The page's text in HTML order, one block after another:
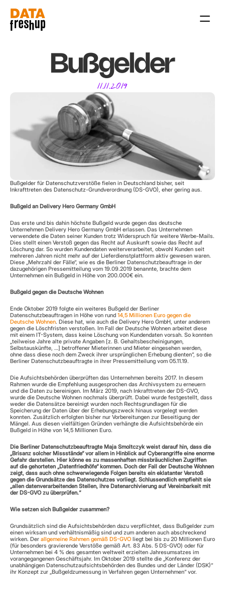
KI x Datenschutz
Kontakt
Termin vereinbaren
Bußgelder
11.11.2019
Bußgelder für Datenschutzverstöße fielen in Deutschland bisher, seit
Inkrafttreten des Datenschutz-Grundverordnung (DS-GVO), eher gering aus.
Bußgeld an Delivery Hero Germany GmbH
Das erste und bis dahin höchste Bußgeld wurde gegen das deutsche
Unternehmen Delivery Hero Germany GmbH erlassen. Das Unternehmen
verwendete die Daten seiner Kunden trotz Widerspruch für weitere Werbe-Mails.
Dies stellt einen Verstoß gegen das Recht auf Auskunft sowie das Recht auf
Löschung dar. So wurden Kundendaten weiterverarbeitet, obwohl Kunden seit
mehreren Jahren nicht mehr auf der Lieferdienstplattform aktiv gewesen waren.
Diese „Mehrzahl der Fälle“, wie es die Berliner Datenschutzbeauftrage in der
dazugehörigen Pressemitteilung vom 19.09.2019 benannte, brachte dem
Unternehmen ein Bußgeld in Höhe von 200.000€ ein.
Bußgeld gegen die Deutsche Wohnen
Ende Oktober 2019 folgte ein weiteres Bußgeld der Berliner
Datenschutzbeauftragen in Höhe von rund 14,5 Millionen Euro gegen die
Deutsche Wohnen. Diese hat, wie auch die Delivery Hero GmbH, unter anderem
gegen die Löschfristen verstoßen. Im Fall der Deutsche Wohnen arbeitet diese
mit einem IT-System, dass keine Löschung von Kundendaten vorsah. So konnten
„teilweise Jahre alte private Angaben [z. B. Gehaltsbescheinigungen,
Selbstauskünfte, …] betroffener Mieterinnen und Mieter eingesehen werden,
ohne dass diese noch dem Zweck ihrer ursprünglichen Erhebung dienten“, so die
Berliner Datenschutzbeauftragte in ihrer Pressemitteilung vom 05.11.19.
Die Aufsichtsbehörden überprüften das Unternehmen bereits 2017. In diesem
Rahmen wurde die Empfehlung ausgesprochen das Archivsystem zu erneuern
und die Daten zu bereinigen. Im März 2019, nach Inkrafttreten der DS-GVO,
wurde die Deutsche Wohnen nochmals überprüft. Dabei wurde festgestellt, dass
weder die Datensätze bereinigt wurden noch Rechtsgrundlagen für die
Speicherung der Daten über der Erhebungszweck hinaus vorgelegt werden
konnten. Zusätzlich erfolgten bisher nur Vorbereitungen zur Beseitigung der
Mängel. Aus diesen vielfältigen Gründen verhängte die Aufsichtsbehörde ein
Bußgeld in Höhe von 14,5 Millionen Euro.
Die Berliner Datenschutzbeauftragte Maja Smoltczyk weist darauf hin, dass die
„Brisanz solcher Missstände“ vor allem in Hinblick auf Cyberangriffe eine enorme
Gefahr darstellen. Hier könne es zu massenhaften missbräuchlichen Zugriffen
auf die gehorteten „Datenfriedhöfe“ kommen. Doch der Fall der Deutsche Wohnen
zeigt, dass auch ohne schwerwiegende Folgen bereits ein eklatanter Verstoß
gegen die Grundsätze des Datenschutzes vorliegt. Schlussendlich empfiehlt sie
„allen datenverarbeitenden Stellen, ihre Datenarchivierung auf Vereinbarkeit mit
der DS-GVO zu überprüfen.“
Wie setzen sich Bußgelder zusammen?
Grundsätzlich sind die Aufsichtsbehörden dazu verpflichtet, dass Bußgelder zum
einen wirksam und verhältnismäßig sind und zum anderen auch abschreckend
wirken. Der allgemeine Rahmen gemäß DS-GVO liegt bei bis zu 20 Millionen Euro
(für besonders gravierende Verstöße gemäß Art. 83 Abs. 5 DS-GVO) oder für
Unternehmen bei 4 % des gesamten weltweit erzielten Jahresumsatzes im
vorangegangenen Geschäftsjahr. Im Oktober 2019 stellte die „Konferenz der
unabhängigen Datenschutzaufsichtsbehörden des Bundes und der Länder (DSK)“
ihr Konzept zur „Bußgeldzumessung in Verfahren gegen Unternehmen“ vor.